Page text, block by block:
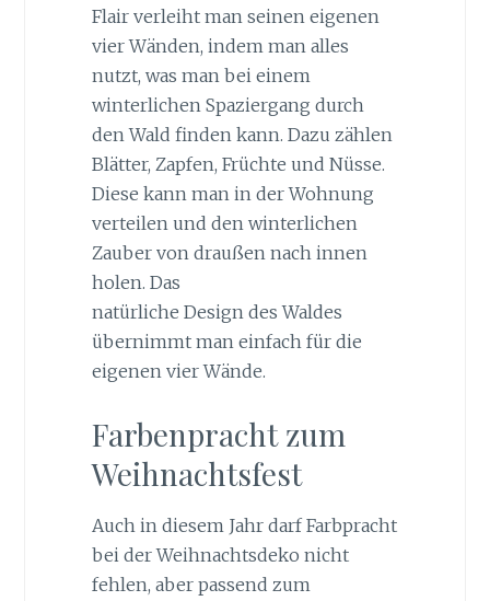
Flair verleiht man seinen eigenen
vier Wänden, indem man alles
nutzt, was man bei einem
winterlichen Spaziergang durch
den Wald finden kann. Dazu zählen
Blätter, Zapfen, Früchte und Nüsse.
Diese kann man in der Wohnung
verteilen und den winterlichen
Zauber von draußen nach innen
holen. Das
natürliche Design des Waldes
übernimmt man einfach für die
eigenen vier Wände.
Farbenpracht zum
Weihnachtsfest
Auch in diesem Jahr darf Farbpracht
bei der Weihnachtsdeko nicht
fehlen, aber passend zum